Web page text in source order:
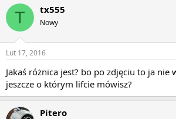
T tx555
Nowy
Lut 17, 2016
Jakaś różnica jest? bo po zdjęciu to ja nie
jeszcze o którym lifcie mówisz?
Pitero